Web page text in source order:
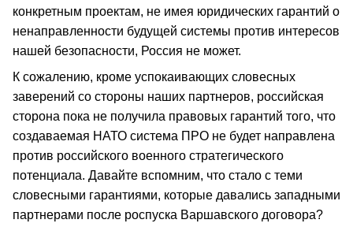
конкретным проектам, не имея юридических гарантий о
ненаправленности будущей системы против интересов
нашей безопасности, Россия не может.
К сожалению, кроме успокаивающих словесных
заверений со стороны наших партнеров, российская
сторона пока не получила правовых гарантий того, что
создаваемая НАТО система ПРО не будет направлена
против российского военного стратегического
потенциала. Давайте вспомним, что стало с теми
словесными гарантиями, которые давались западными
партнерами после роспуска Варшавского договора?